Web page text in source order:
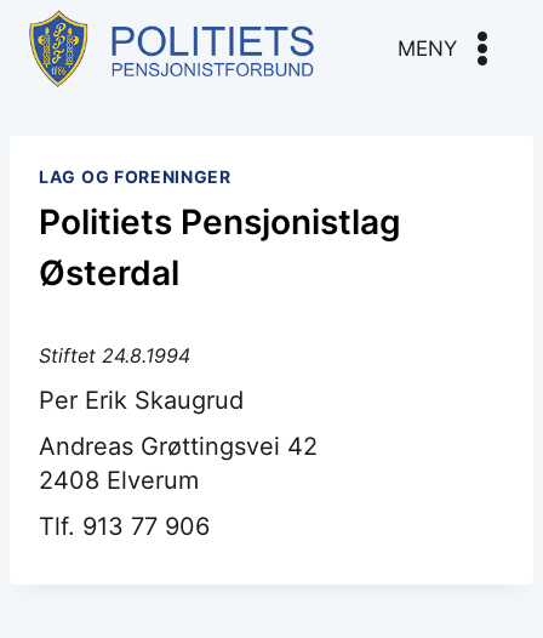
Skip
content
MENY
LAG OG FORENINGER
Politiets Pensjonistlag
Østerdal
Stiftet 24.8.1994
Per Erik Skaugrud
Andreas Grøttingsvei 42
2408 Elverum
Tlf. 913 77 906